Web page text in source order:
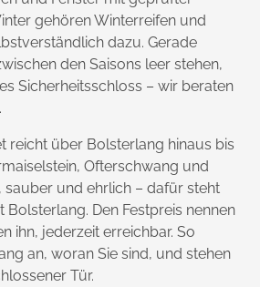
gehören Winterreifen und
dazu. Gerade
den Saisons leer stehen,
Sicherheitsschloss – wir beraten
reicht über Bolsterlang hinaus bis
Ofterschwang und
sauber und ehrlich – dafür steht
Bolsterlang. Den Festpreis nennen
ihn, jederzeit erreichbar. So
an, woran Sie sind, und stehen
Tür.